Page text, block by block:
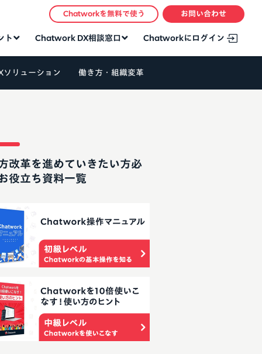
ト Chatwork DX相談窓口 Chatworkにログイン
Chatworkを無料で使う お問い合わせ
ソリューション 働き方・組織変革
改革を進めていきたい方必
役立ち資料一覧